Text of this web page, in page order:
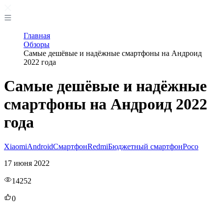
Главная
Обзоры
Самые дешёвые и надёжные смартфоны на Андроид
2022 года
Самые дешёвые и надёжные
смартфоны на Андроид 2022
года
XiaomiAndroidСмартфонRedmiБюджетный смартфонPoco
17 июня 2022
14252
0